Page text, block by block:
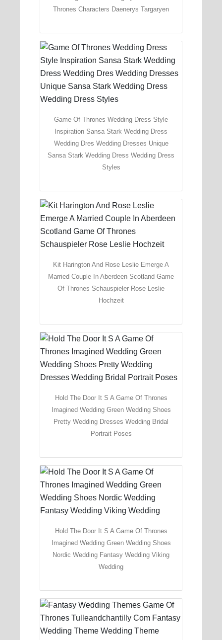
Thrones Characters Daenerys Targaryen
Game Of Thrones Wedding Dress Style
Inspiration Sansa Stark Wedding Dress
Wedding Dres Wedding Dresses Unique
Sansa Stark Wedding Dress Wedding Dress
Styles
Kit Harington And Rose Leslie Emerge A
Married Couple In Aberdeen Scotland Game
Of Thrones Schauspieler Rose Leslie
Hochzeit
Hold The Door It S A Game Of Thrones
Imagined Wedding Green Wedding Shoes
Pretty Wedding Dresses Wedding Bridal
Portrait Poses
Hold The Door It S A Game Of Thrones
Imagined Wedding Green Wedding Shoes
Nordic Wedding Fantasy Wedding Viking
Wedding